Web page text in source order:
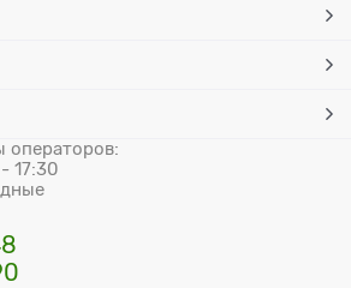
операторов:
17:30